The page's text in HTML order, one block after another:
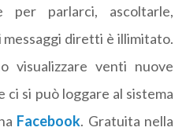
per parlarci, ascoltarle,
diretti è illimitato.
visualizzare venti nuove
ci si può loggare al sistema
Facebook. Gratuita nella